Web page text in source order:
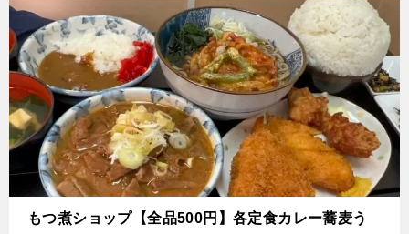
もつ煮ショップ【全品500円】各定食カレー蕎麦う